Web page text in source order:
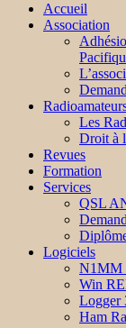
Accueil
Association
Les
Droit à
Revues
Formation
Services
QSL
Logiciels
N1MM
Win
Logger
Ham